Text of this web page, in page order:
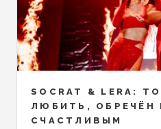
SOCRAT & LERA:
ЛЮБИТЬ, ОБРЕЧЁН
СЧАСТЛИВЫМ